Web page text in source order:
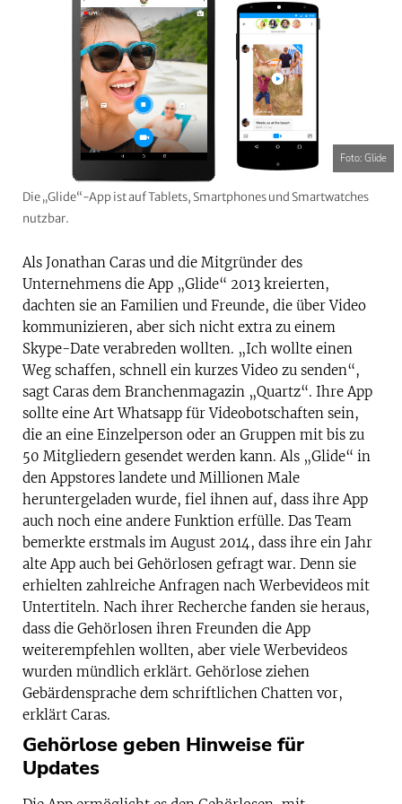
Foto: Glide
Die „Glide“-App ist auf Tablets, Smartphones und Smartwatches
nutzbar.
Als Jonathan Caras und die Mitgründer des
Unternehmens die App „Glide“ 2013 kreierten,
dachten sie an Familien und Freunde, die über Video
kommunizieren, aber sich nicht extra zu einem
Skype-Date verabreden wollten. „Ich wollte einen
Weg schaffen, schnell ein kurzes Video zu senden“,
sagt Caras dem Branchenmagazin „Quartz“. Ihre App
sollte eine Art Whatsapp für Videobotschaften sein,
die an eine Einzelperson oder an Gruppen mit bis zu
50 Mitgliedern gesendet werden kann. Als „Glide“ in
den Appstores landete und Millionen Male
heruntergeladen wurde, fiel ihnen auf, dass ihre App
auch noch eine andere Funktion erfülle. Das Team
bemerkte erstmals im August 2014, dass ihre ein Jahr
alte App auch bei Gehörlosen gefragt war. Denn sie
erhielten zahlreiche Anfragen nach Werbevideos mit
Untertiteln. Nach ihrer Recherche fanden sie heraus,
dass die Gehörlosen ihren Freunden die App
weiterempfehlen wollten, aber viele Werbevideos
wurden mündlich erklärt. Gehörlose ziehen
Gebärdensprache dem schriftlichen Chatten vor,
erklärt Caras.
Gehörlose geben Hinweise für
Updates